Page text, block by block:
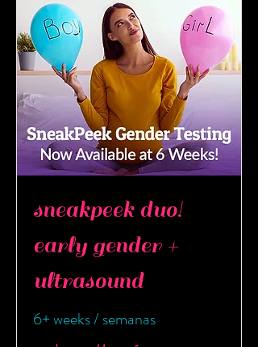
sneakpeek duo!
early gender +
ultrasound
6+ weeks / semanas